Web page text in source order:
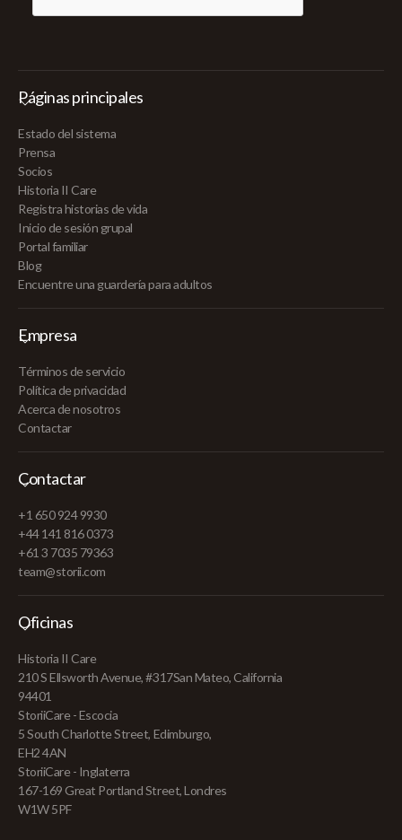
Páginas principales
Estado del sistema
Prensa
Socios
Historia II Care
Registra historias de vida
Inicio de sesión grupal
Portal familiar
Blog
Encuentre una guardería para adultos
Empresa
Términos de servicio
Política de privacidad
Acerca de nosotros
Contactar
Contactar
+1 650 924 9930
+44 141 816 0373
+61 3 7035 79363
team@storii.com
Oficinas
Historia II Care
210 S Ellsworth Avenue, #317San Mateo, California
94401
StoriiCare - Escocia
5 South Charlotte Street, Edimburgo,
EH2 4AN
StoriiCare - Inglaterra
167-169 Great Portland Street, Londres
W1W 5PF